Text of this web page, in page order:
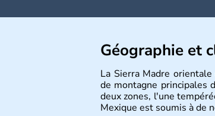
Géographie et
La Sierra Madre
de montagne principales
deux zones, l'une
Mexique est soumis à de